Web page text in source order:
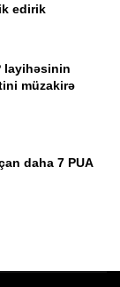
edirik
layihəsinin
müzakirə
daha 7 PUA
-VİDEO